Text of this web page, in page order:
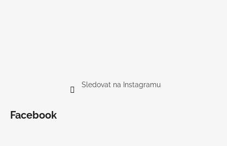
Sledovat na Instagramu
Facebook